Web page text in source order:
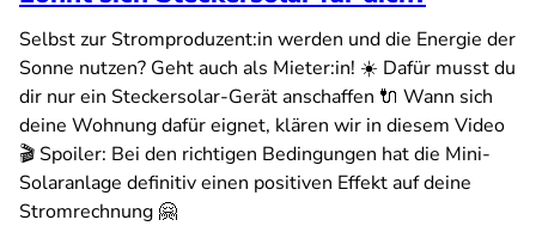
Selbst zur Stromproduzent:in werden und die Energie der
Sonne nutzen? Geht auch als Mieter:in! ☀️ Dafür musst du
dir nur ein Steckersolar-Gerät anschaffen 🔌 Wann sich
deine Wohnung dafür eignet, klären wir in diesem Video
🎬 Spoiler: Bei den richtigen Bedingungen hat die Mini-
Solaranlage definitiv einen positiven Effekt auf deine
Stromrechnung 🤗